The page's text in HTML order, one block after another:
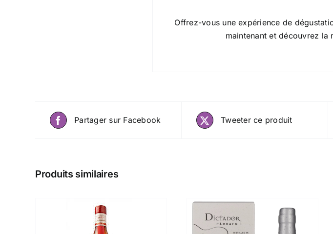
Offrez-vous une expérience de
maintenant et découvrez la
Partager sur Facebook Tweeter ce produit
Produits similaires